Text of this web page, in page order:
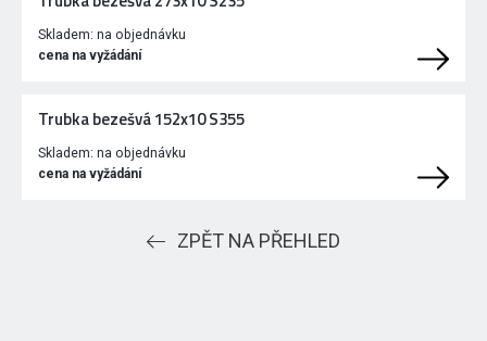
Skladem: na objednávku
cena na vyžádání
Trubka bezešvá 152x10 S355
Skladem: na objednávku
cena na vyžádání
ZPĚT NA PŘEHLED